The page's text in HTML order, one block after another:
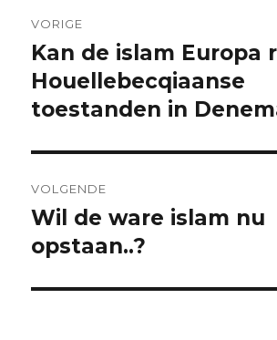
navigatie
VORIGE
Vorig
bericht:
Kan de islam Europa
Houellebecqiaanse
toestanden in
VOLGENDE
Volgend
bericht:
Wil de ware islam nu
opstaan..?